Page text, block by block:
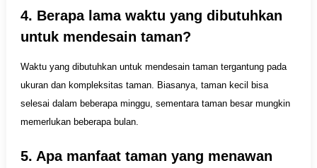
4. Berapa lama waktu yang dibutuhkan
untuk mendesain taman?
Waktu yang dibutuhkan untuk mendesain taman tergantung pada
ukuran dan kompleksitas taman. Biasanya, taman kecil bisa
selesai dalam beberapa minggu, sementara taman besar mungkin
memerlukan beberapa bulan.
5. Apa manfaat taman yang menawan